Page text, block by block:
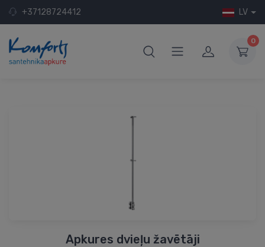
+37128724412 LV
0
Apkures dvieļu žavētāji